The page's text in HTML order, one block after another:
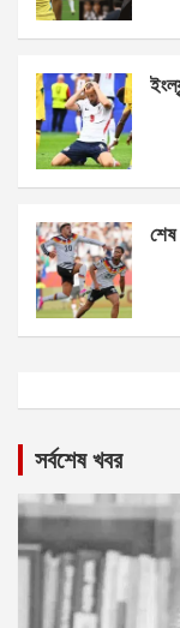
সর্বশেষ খবর